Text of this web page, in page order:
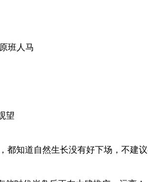
班人马
望
都知道自然生长没有好下场，不建